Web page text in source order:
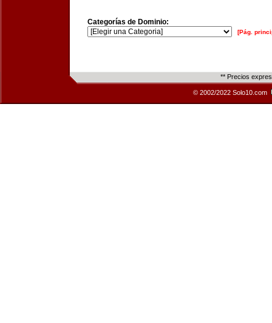
Categorías de Dominio:
[Pág.
** Precios
© 2002/2022 Solo10.com